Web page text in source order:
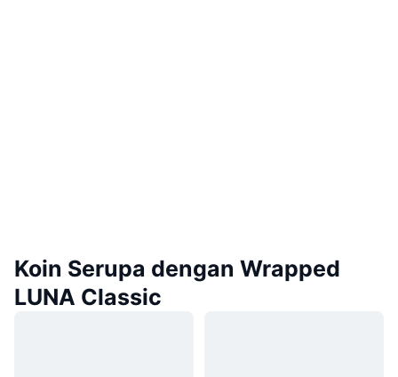
Koin Serupa dengan Wrapped
LUNA Classic